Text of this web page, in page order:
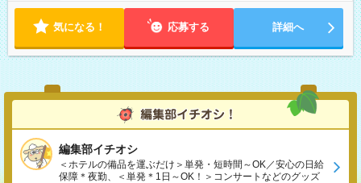
気になる！ 応募する 詳細へ
編集部イチオシ
＜ホテルの備品を運ぶだけ＞単発・短時間～OK／安心の日給
保障＊夜勤、＜単発＊1日～OK！＞コンサートなどのグッズ